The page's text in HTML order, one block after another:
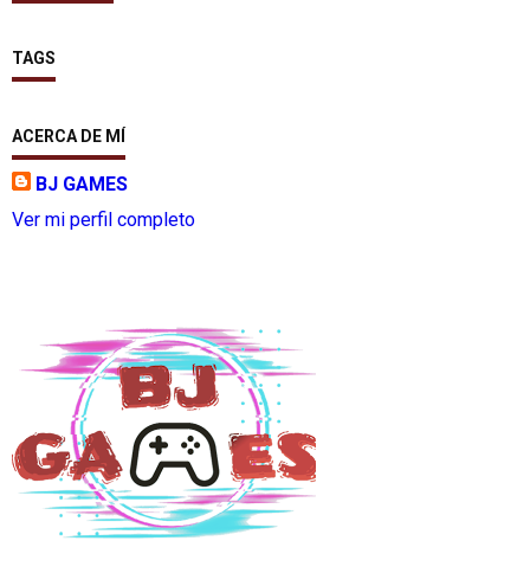
TAGS
ACERCA DE MÍ
BJ GAMES
Ver mi perfil completo